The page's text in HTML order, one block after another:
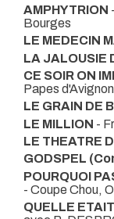
AMPHYTRION
Bourges
LE MEDECIN
LA JALOUSIE
CE SOIR ON
Papes d'Avignon
LE GRAIN DE
LE MILLION -
LE THEATRE
GODSPEL
POURQUOI
- Coupe Chou,
QUELLE